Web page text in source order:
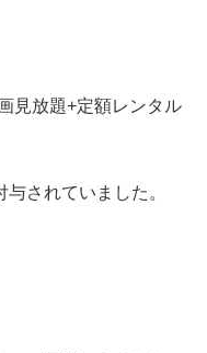
見放題+定額レンタル
されていました。